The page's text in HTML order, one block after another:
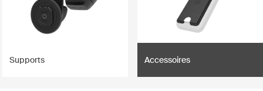
Supports Accessoires